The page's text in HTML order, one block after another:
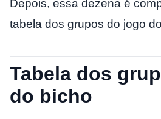
Depois, essa dezena é
tabela dos grupos do jogo
Tabela dos
do bicho